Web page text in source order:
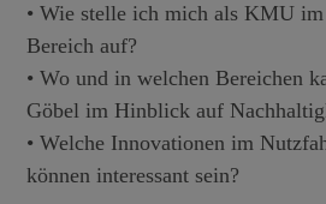
• Wie stelle ich mich als KMU
Bereich auf?
• Wo und in welchen Bereichen
Göbel im Hinblick auf
• Welche Innovationen im
können interessant sein?